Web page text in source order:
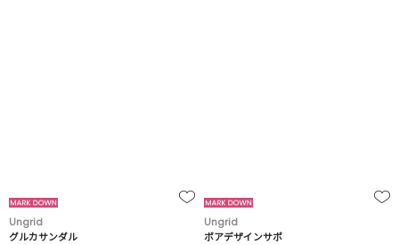
Ungrid
グルカサンダル
Ungrid
ボアデザインサボ